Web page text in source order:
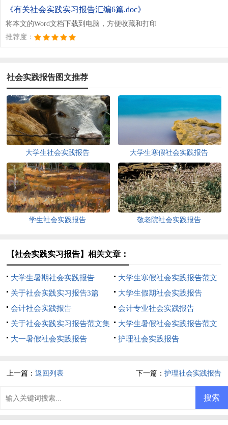
《有关社会实践实习报告汇编6篇.doc》
将本文的Word文档下载到电脑，方便收藏和打印
推荐度：
社会实践报告图文推荐
大学生社会实践报告 大学生寒假社会实践报告
学生社会实践报告 敬老院社会实践报告
【社会实践实习报告】相关文章：
大学生暑期社会实践报告
大学生寒假社会实践报告范文
关于社会实践实习报告3篇
大学生假期社会实践报告
会计社会实践报告
会计专业社会实践报告
关于社会实践实习报告范文集
合6篇
大学生暑假社会实践报告范文
大一暑假社会实践报告
护理社会实践报告
上一篇：返回列表 下一篇： 护理社会实践报告